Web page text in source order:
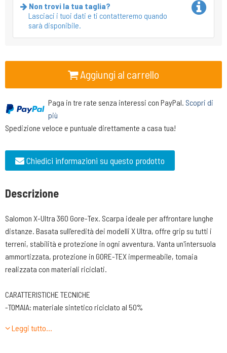
Non trovi la tua taglia?
Lasciaci i tuoi dati e ti contatteremo quando
sarà disponibile.
Aggiungi al carrello
Paga in tre rate senza interessi con PayPal. Scopri di
più
Spedizione veloce e puntuale direttamente a casa tua!
Chiedici informazioni su questo prodotto
Descrizione
Salomon X-Ultra 360 Gore-Tex. Scarpa ideale per affrontare lunghe
distanze. Basata sull'eredità dei modelli X Ultra, offre grip su tutti i
terreni, stabilità e protezione in ogni avventura. Vanta un'intersuola
ammortizzata, protezione in GORE-TEX impermeabile, tomaia
realizzata con materiali riciclati.
CARATTERISTICHE TECNICHE
-TOMAIA: materiale sintetico riciclato al 50%
-INTERSUOLA. Energy Cell. Schiuma in EVA altamente performante,
Leggi tutto…